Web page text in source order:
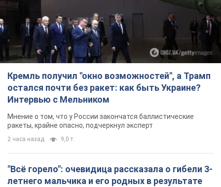
Кремль получил "окно возможностей", а Трамп
остался почти без ракет: как быть Украине?
Интервью с Мельником
Мнение о том, что у России закончатся баллистические
ракеты, крайне опасно, подчеркнул эксперт
2 часа назад 9,0 т.
"Всё горело": очевидица рассказала о гибели 3-
летнего мальчика и его родных в результате